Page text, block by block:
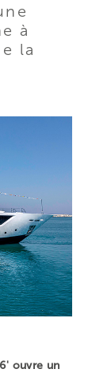
à
la
ouvre un